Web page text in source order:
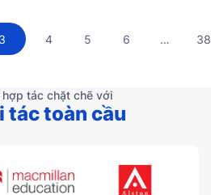
3 4 5 6 … 38
hợp tác chặt chẽ với
tác toàn cầu